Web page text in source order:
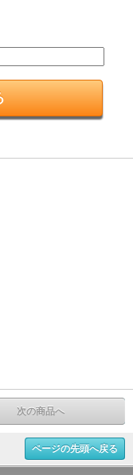
次の商品へ
ページの先頭へ戻る